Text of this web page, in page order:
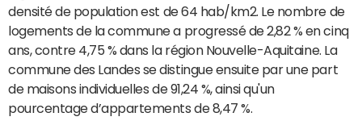
densité de population est de 64 hab/km2. Le nombre de
logements de la commune a progressé de 2,82 % en cinq
ans, contre 4,75 % dans la région Nouvelle-Aquitaine. La
commune des Landes se distingue ensuite par une part
de maisons individuelles de 91,24 %, ainsi qu'un
pourcentage d’appartements de 8,47 %.